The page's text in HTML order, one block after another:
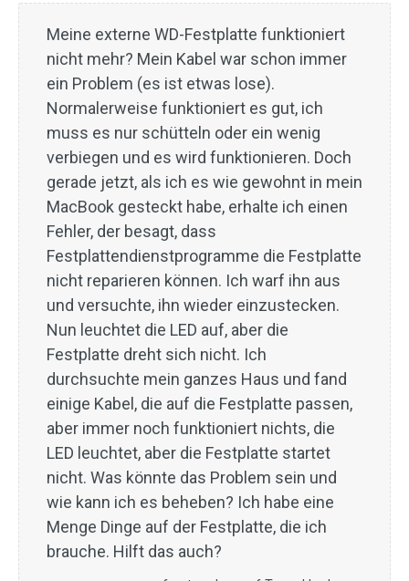
Meine externe WD-Festplatte funktioniert
nicht mehr? Mein Kabel war schon immer
ein Problem (es ist etwas lose).
Normalerweise funktioniert es gut, ich
muss es nur schütteln oder ein wenig
verbiegen und es wird funktionieren. Doch
gerade jetzt, als ich es wie gewohnt in mein
MacBook gesteckt habe, erhalte ich einen
Fehler, der besagt, dass
Festplattendienstprogramme die Festplatte
nicht reparieren können. Ich warf ihn aus
und versuchte, ihn wieder einzustecken.
Nun leuchtet die LED auf, aber die
Festplatte dreht sich nicht. Ich
durchsuchte mein ganzes Haus und fand
einige Kabel, die auf die Festplatte passen,
aber immer noch funktioniert nichts, die
LED leuchtet, aber die Festplatte startet
nicht. Was könnte das Problem sein und
wie kann ich es beheben? Ich habe eine
Menge Dinge auf der Festplatte, die ich
brauche. Hilft das auch?